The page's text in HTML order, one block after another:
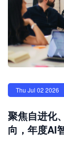
Thu Jul 02 2026
聚焦自进化
向，年度AI